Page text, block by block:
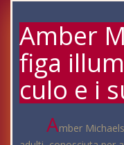
Amber
figa
culo e i
Amber